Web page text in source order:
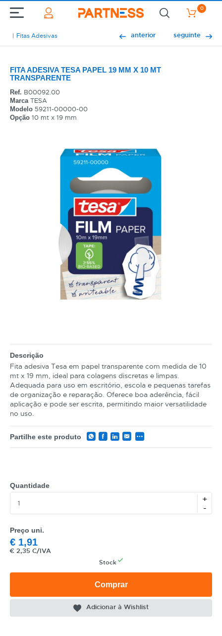
0
Fitas Adesivas anterior seguinte
FITA ADESIVA TESA PAPEL 19 MM X 10 MT
TRANSPARENTE
Ref. B00092.00
MarcaTESA
Modelo 59211-00000-00
Opção 10 mt x 19 mm
Descrição
Fita adesiva Tesa em papel transparente com medida de 10
mt x 19 mm, ideal para colagens discretas e limpas.
Adequada para uso em escritório, escola e pequenas tarefas
de organização e reparação. Oferece boa aderência, fácil
aplicação e pode ser escrita, permitindo maior versatilidade
no uso.
Partilhe este produto
Quantidade
+
-
Preço uni.
€ 1,91
€ 2,35 C/IVA
Stock
Comprar
Adicionar à Wishlist
REF
EAN